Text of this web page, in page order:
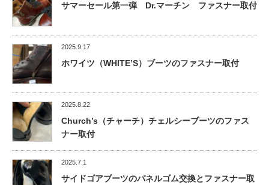
サマーセール第一弾 Dr.マーチン ファスナー取付
2025.9.17
ホワイツ（WHITE’S）ブーツのファスナー取付
2025.8.22
Church’s（チャーチ）チェルシーブーツのファス
ナー取付
2025.7.1
サイドゴアブーツのパネルゴム交換とファスナー取